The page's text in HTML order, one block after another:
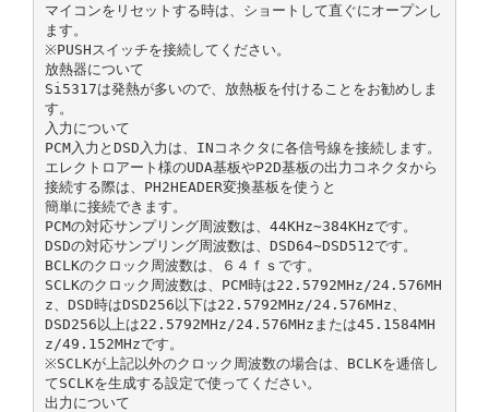
マイコンをリセットする時は、ショートして直ぐにオープンし
ます。
※PUSHスイッチを接続してください。
放熱器について
Si5317は発熱が多いので、放熱板を付けることをお勧めしま
す。
入力について
PCM入力とDSD入力は、INコネクタに各信号線を接続します。
エレクトロアート様のUDA基板やP2D基板の出力コネクタから
接続する際は、PH2HEADER変換基板を使うと
簡単に接続できます。
PCMの対応サンプリング周波数は、44KHz∼384KHzです。
DSDの対応サンプリング周波数は、DSD64∼DSD512です。
BCLKのクロック周波数は、６４ｆｓです。
SCLKのクロック周波数は、PCM時は22.5792MHz/24.576MH
z、DSD時はDSD256以下は22.5792MHz/24.576MHz、
DSD256以上は22.5792MHz/24.576MHzまたは45.1584MH
z/49.152MHzです。
※SCLKが上記以外のクロック周波数の場合は、BCLKを逓倍し
てSCLKを生成する設定で使ってください。
出力について